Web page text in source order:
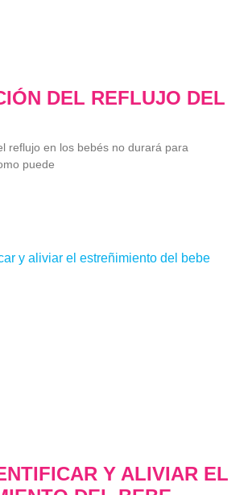
DEL REFLUJO DEL
reflujo en los bebés no durará para
puede
Y ALIVIAR EL